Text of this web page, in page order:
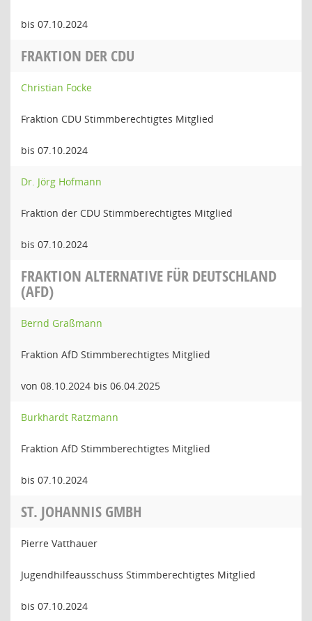
bis 07.10.2024
FRAKTION DER CDU
Christian Focke
Fraktion CDU Stimmberechtigtes Mitglied
bis 07.10.2024
Dr. Jörg Hofmann
Fraktion der CDU Stimmberechtigtes Mitglied
bis 07.10.2024
FRAKTION ALTERNATIVE FÜR DEUTSCHLAND
(AFD)
Bernd Graßmann
Fraktion AfD Stimmberechtigtes Mitglied
von 08.10.2024 bis 06.04.2025
Burkhardt Ratzmann
Fraktion AfD Stimmberechtigtes Mitglied
bis 07.10.2024
ST. JOHANNIS GMBH
Pierre Vatthauer
Jugendhilfeausschuss Stimmberechtigtes Mitglied
bis 07.10.2024